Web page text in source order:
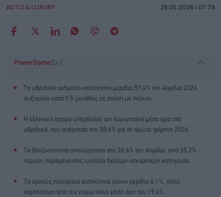
AUTO & LUXURY 25.05.2026 | 07:39
PowerGame Σε 1'
Τα υβριδικά οχήματα κατέκτησαν μερίδιο 57,4% τον Απρίλιο 2026,
αυξημένο κατά 9,5 μονάδες σε σχέση με πέρυσι.
Η ελληνική αγορά υπερβαίνει τον ευρωπαϊκό μέσο όρο στα
υβριδικά, που ανέρχεται στο 38,6% για το πρώτο τρίμηνο 2026.
Τα βενζινοκίνητα υποχώρησαν στο 26,6% τον Απρίλιο, από 35,2%
πέρυσι, παραμένοντας ωστόσο δεύτερη ισχυρότερη κατηγορία.
Τα αμιγώς ηλεκτρικά αυτοκίνητα έχουν μερίδιο 6,1%, πολύ
χαμηλότερο από τον ευρωπαϊκό μέσο όρο του 19,4%.